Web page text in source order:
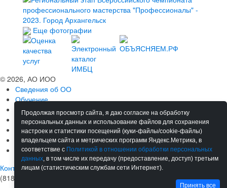
Еще фотографии
© 2026, АО ИОО
Сведения об ОО
Обучение
Мероприятия
Сотрудничество
Ресурсы
Материалы
Новости
Контакты
(8182) 68-38-92
Продолжая просмотр сайта, я даю согласие на обработку
персональных данных и использование файлов для сохранения
настроек и статистики посещений (куки-файлы/cookie-файлы)
владельцем сайта и метрических программ Яндекс.Метрика, в
соответствие с Политикой в отношении обработки персональных
данных, в том числе их передачу (предоставление, доступ) третьим
лицам (статистическим службам сети Интернет).
Принять все